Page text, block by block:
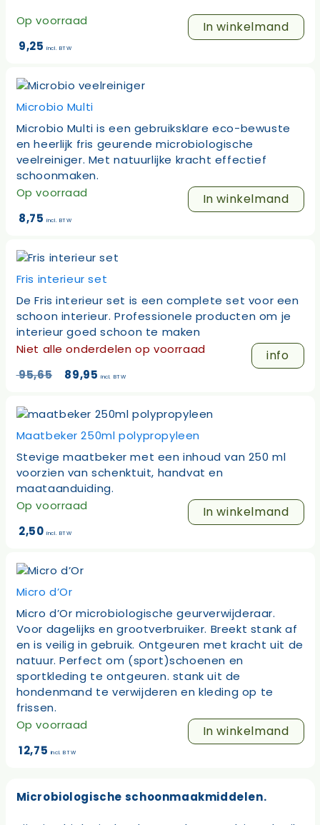
Op voorraad In winkelmand
9,25 incl. BTW
Microbio Multi
Microbio Multi is een gebruiksklare eco-bewuste
en heerlijk fris geurende microbiologische
veelreiniger. Met natuurlijke kracht effectief
schoonmaken.
Op voorraad
In winkelmand
8,75 incl. BTW
Fris interieur set
De Fris interieur set is een complete set voor een
schoon interieur. Professionele producten om je
interieur goed schoon te maken
Niet alle onderdelen op voorraad
info
95,65
Oorspronkelijke
95,65.
89,95 Huidige
89,95.
incl. BTW
Maatbeker 250ml polypropyleen
Stevige maatbeker met een inhoud van 250 ml
voorzien van schenktuit, handvat en
maataanduiding.
Op voorraad
In winkelmand
2,50 incl. BTW
Micro d’Or
Micro d’Or microbiologische geurverwijderaar.
Voor dagelijks en grootverbruiker. Breekt stank af
en is veilig in gebruik. Ontgeuren met kracht uit de
natuur. Perfect om (sport)schoenen en
sportkleding te ontgeuren. stank uit de
hondenmand te verwijderen en kleding op te
frissen.
Op voorraad
In winkelmand
12,75 incl. BTW
Microbiologische schoonmaakmiddelen.